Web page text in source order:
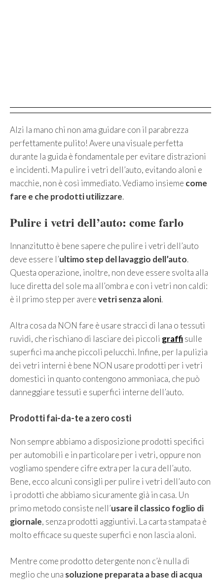
Alzi la mano chi non ama guidare con il parabrezza
perfettamente pulito! Avere una visuale perfetta
durante la guida è fondamentale per evitare distrazioni
e incidenti. Ma pulire i vetri dell’auto, evitando aloni e
macchie, non è così immediato. Vediamo insieme come
fare e che prodotti utilizzare.
Pulire i vetri dell’auto: come farlo
Innanzitutto è bene sapere che pulire i vetri dell’auto
deve essere l’ultimo step del lavaggio dell’auto.
Questa operazione, inoltre, non deve essere svolta alla
luce diretta del sole ma all’ombra e con i vetri non caldi:
è il primo step per averevetri senza aloni.
Altra cosa da NON fare è usare stracci di lana o tessuti
ruvidi, che rischiano di lasciare dei piccoli graffisulle
superfici ma anche piccoli pelucchi. Infine, per la pulizia
dei vetri interni è bene NON usare prodotti per i vetri
domestici in quanto contengono ammoniaca, che può
danneggiare tessuti e superfici interne dell’auto.
Prodotti fai-da-te a zero costi
Non sempre abbiamo a disposizione prodotti specifici
per automobili e in particolare per i vetri, oppure non
vogliamo spendere cifre extra per la cura dell’auto.
Bene, ecco alcuni consigli per pulire i vetri dell’auto con
i prodotti che abbiamo sicuramente già in casa. Un
primo metodo consiste nell’usare il classico foglio di
giornale, senza prodotti aggiuntivi. La carta stampata è
molto efficace su queste superfici e non lascia aloni.
Mentre come prodotto detergente non c’è nulla di
meglio che una soluzione preparata a base di acqua